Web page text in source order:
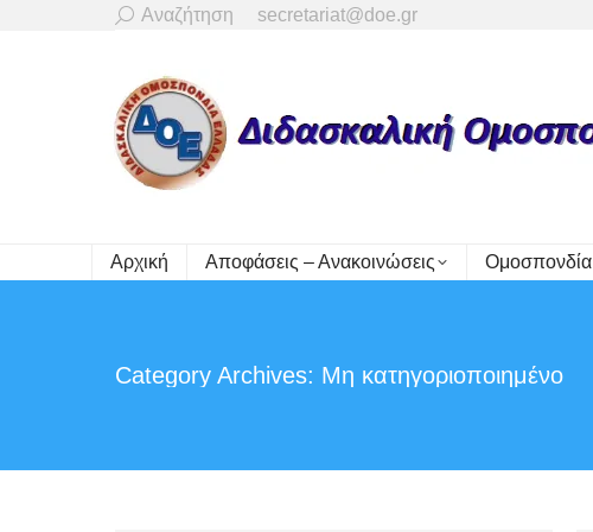
Search:
Αναζήτηση secretariat@doe.gr
Αρχική Αποφάσεις – Ανακοινώσεις Ομοσπονδία
Category Archives: Μη κατηγοριοποιημένο